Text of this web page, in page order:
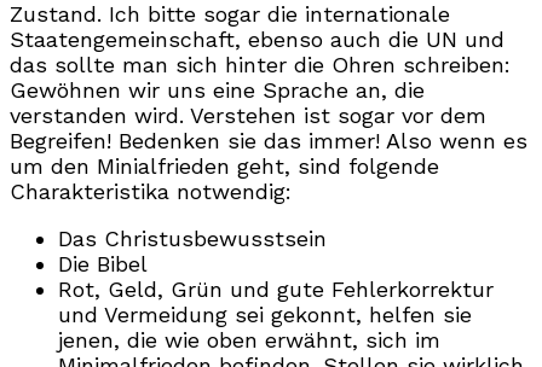
Zustand. Ich bitte sogar die internationale
Staatengemeinschaft, ebenso auch die UN und
das sollte man sich hinter die Ohren schreiben:
Gewöhnen wir uns eine Sprache an, die
verstanden wird. Verstehen ist sogar vor dem
Begreifen! Bedenken sie das immer! Also wenn es
um den Minialfrieden geht, sind folgende
Charakteristika notwendig:
Das Christusbewusstsein
Die Bibel
Rot, Geld, Grün und gute Fehlerkorrektur
und Vermeidung sei gekonnt, helfen sie
jenen, die wie oben erwähnt, sich im